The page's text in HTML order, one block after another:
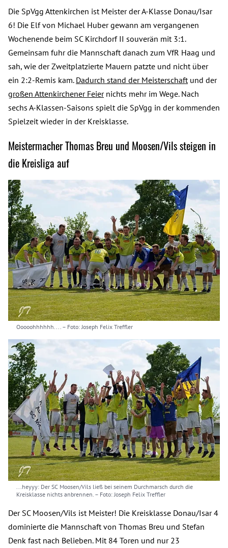
Die SpVgg Attenkirchen ist Meister der A-Klasse Donau/Isar
6! Die Elf von Michael Huber gewann am vergangenen
Wochenende beim SC Kirchdorf II souverän mit 3:1.
Gemeinsam fuhr die Mannschaft danach zum VfR Haag und
sah, wie der Zweitplatzierte Mauern patzte und nicht über
ein 2:2-Remis kam. Dadurch stand der Meisterschaft und der
großen Attenkirchener Feiernichts mehr im Wege. Nach
sechs A-Klassen-Saisons spielt die SpVgg in der kommenden
Spielzeit wieder in der Kreisklasse.
Meistermacher Thomas Breu und Moosen/Vils steigen in
die Kreisliga auf
Ooooohhhhhh.... – Foto: Joseph Felix Treffler
...heyyy: Der SC Moosen/Vils ließ bei seinem Durchmarsch durch die
Kreisklasse nichts anbrennen. – Foto: Joseph Felix Treffler
Der SC Moosen/Vils ist Meister! Die Kreisklasse Donau/Isar 4
dominierte die Mannschaft von Thomas Breu und Stefan
Denk fast nach Belieben. Mit 84 Toren und nur 23